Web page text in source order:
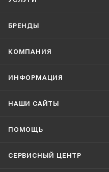
БРЕНДЫ
КОМПАНИЯ
ИНФОРМАЦИЯ
НАШИ CАЙТЫ
ПОМОЩЬ
СЕРВИСНЫЙ ЦЕНТР